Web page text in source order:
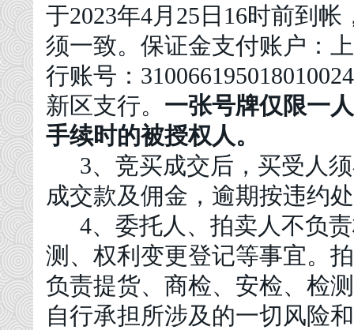
于2023年4月 25 日 16时前到帐
须一致。保证金支付账户：
行账号：
新区支行。 一张号牌仅限一
手续时的被授权人。
3、竞买成交后，买受人
成交款及佣金，逾期按违约
4、委托人、拍卖人不负
测、权利变更登记等事宜。
负责提货、商检、安检、检
自行承担所涉及的一切风险